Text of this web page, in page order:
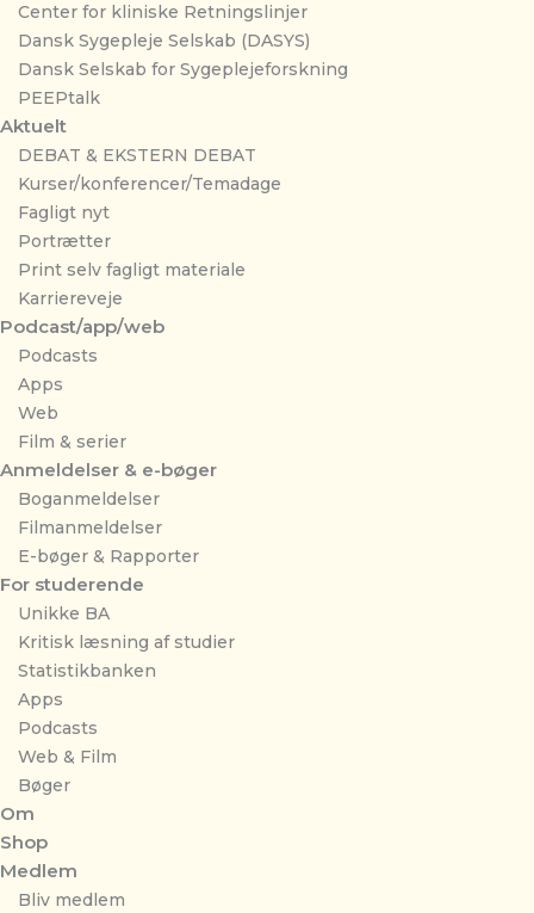
Center for kliniske Retningslinjer
Dansk Sygepleje Selskab (DASYS)
Dansk Selskab for Sygeplejeforskning
PEEPtalk
Aktuelt
DEBAT & EKSTERN DEBAT
Kurser/konferencer/Temadage
Fagligt nyt
Portrætter
Print selv fagligt materiale
Karriereveje
Podcast/app/web
Podcasts
Apps
Web
Film & serier
Anmeldelser & e-bøger
Boganmeldelser
Filmanmeldelser
E-bøger & Rapporter
For studerende
Unikke BA
Kritisk læsning af studier
Statistikbanken
Apps
Podcasts
Web & Film
Bøger
Om
Shop
Medlem
Bliv medlem